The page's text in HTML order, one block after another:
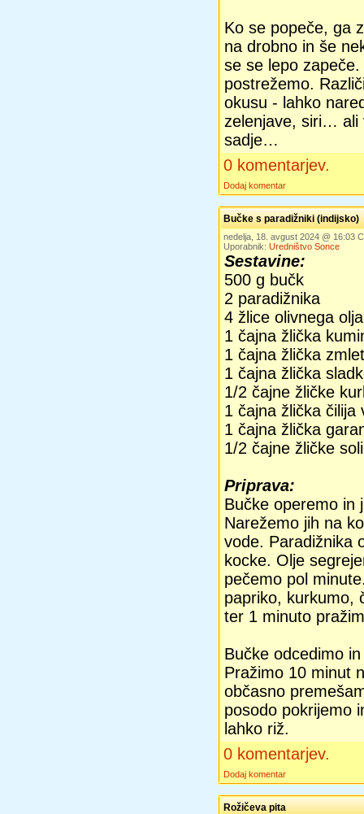
Ko se popeče, ga
na drobno in še
se se lepo
postrežemo.
okusu - lahko
zelenjave, siri… ali
sadje…
0 komentarjev.
Dodaj komentar
Bučke s paradižniki (indijsko)
nedelja, 18. avgust 2024 @ 16:03
Uporabnik: Uredništvo Sonce
Sestavine:
500 g bučk
2 paradižnika
4 žlice olivnega olja
1 čajna žlička
1 čajna žlička
1 čajna žlička
1/2 čajne žličke
1 čajna žlička čilija
1 čajna žlička
1/2 čajne žličke soli
Priprava:
Bučke operemo in
Narežemo jih na
vode. Paradižnika
kocke. Olje
pečemo pol
papriko, kurkumo,
ter 1 minuto
Bučke odcedimo
Pražimo 10 minut
občasno
posodo pokrijemo
lahko riž.
0 komentarjev.
Dodaj komentar
Rožičeva pita